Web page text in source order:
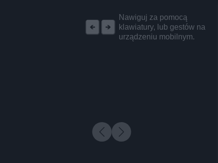
Nawiguj za pomocą
klawiatury, lub gestów na
urządzeniu mobilnym.